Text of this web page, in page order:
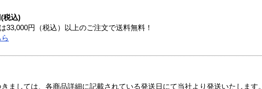
税込)
円（税込）以上のご注文で送料無料！
ましては、各商品詳細に記載されている発送日にて当社より発送いたします。